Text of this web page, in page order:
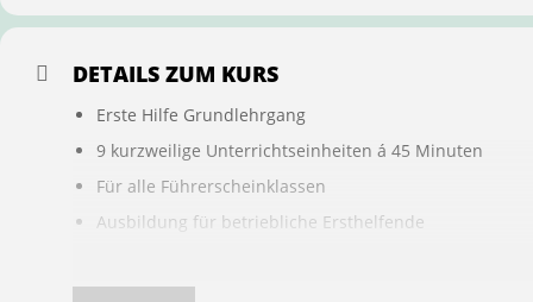
DETAILS ZUM KURS
Erste Hilfe Grundlehrgang
9 kurzweilige Unterrichtseinheiten á 45 Minuten
Für alle Führerscheinklassen
Ausbildung für betriebliche Ersthelfende